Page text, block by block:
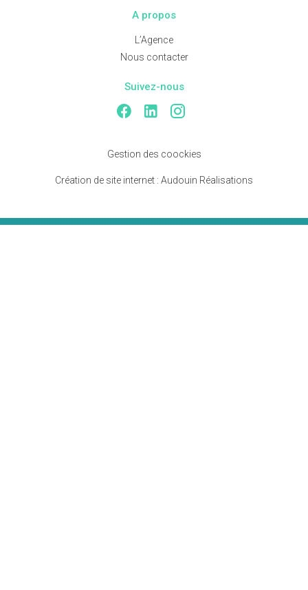
A propos
L’Agence
Nous contacter
Suivez-nous
Gestion des coockies
Création de site internet : Audouin Réalisations